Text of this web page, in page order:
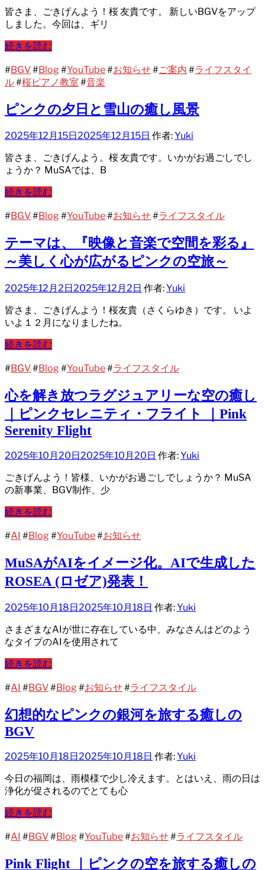
皆さま、ごきげんよう！桜 友貴です。 新しいBGVをアップ
しました。今回は、ギリ
続きを読む
#BGV#Blog #YouTube#お知らせ#ご案内 #ライフスタイ
ル#桜ピアノ教室 #音楽
ピンクの夕日と雪山の癒し風景
2025年12月15日 2025年12月15日 作者:Yuki
皆さま、ごきげんよう。桜 友貴です。いかがお過ごしでし
ょうか？ MuSAでは、B
続きを読む
#BGV#Blog #YouTube#お知らせ#ライフスタイル
テーマは、『映像と音楽で空間を彩る』
～美しく心が広がるピンクの空旅～
2025年12月2日2025年12月2日 作者:Yuki
皆さま、ごきげんよう！桜友貴（さくらゆき）です。 いよ
いよ１２月になりましたね。
続きを読む
#BGV#Blog #YouTube#ライフスタイル
心を解き放つラグジュアリーな空の癒し
｜ピンクセレニティ・フライト ｜Pink
Serenity Flight
2025年10月20日2025年10月20日 作者:Yuki
ごきげんよう！皆様、いかがお過ごしでしょうか？ MuSA
の新事業、BGV制作、少
続きを読む
#AI #Blog #YouTube#お知らせ
MuSAがAIをイメージ化。AIで生成した
ROSEA (ロゼア)発表！
2025年10月18日2025年10月18日 作者:Yuki
さまざまなAIが世に存在している中、みなさんはどのよう
なタイプのAIを使用されて
続きを読む
#AI #BGV#Blog #お知らせ#ライフスタイル
幻想的なピンクの銀河を旅する癒しの
BGV
2025年10月18日2025年10月18日 作者:Yuki
今日の福岡は、雨模様で少し冷えます。とはいえ、雨の日は
浄化が促されるのでとても心
続きを読む
#AI #BGV#Blog #YouTube#お知らせ#ライフスタイル
Pink Flight ｜ピンクの空を旅する癒しの